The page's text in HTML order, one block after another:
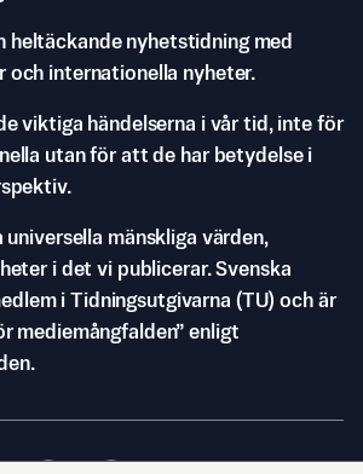
heltäckande nyhetstidning med
och internationella nyheter.
viktiga händelserna i vår tid, inte för
utan för att de har betydelse i
mänskliga värden,
i det vi publicerar. Svenska
i Tidningsutgivarna (TU) och är
mediemångfalden” enligt